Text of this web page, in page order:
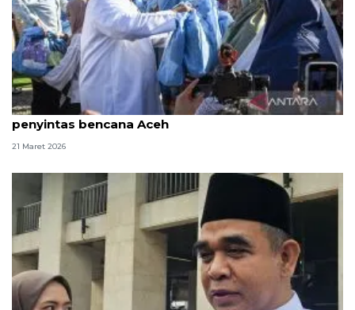
Prabowo bagikan sembako usai salat Id bersama
penyintas bencana Aceh
21 Maret 2026